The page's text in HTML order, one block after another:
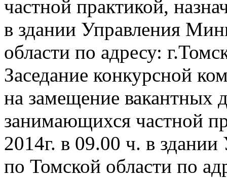
частной практикой,
в здании Управления
области по адресу:
Заседание конкурсной
на замещение вакантных
занимающихся частной
2014г. в 09.00 ч. в
по Томской области по